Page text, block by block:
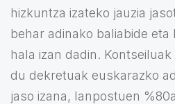
hizkuntza izateko jauzia
behar adinako baliabide
hala izan dadin.
du dekretuak euskarazko
jaso izana, lanpostuen